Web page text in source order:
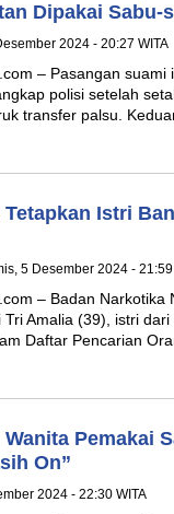
Dipakai Sabu-
2024 - 20:27 WITA
– Pasangan
polisi setelah
transfer palsu.
Tetapkan Istri
5 Desember 2024 - 21:59
– Badan Narkotika
Tri Amalia (39), istri
Daftar Pencarian
Pemakai
On”
2024 - 22:30 WITA